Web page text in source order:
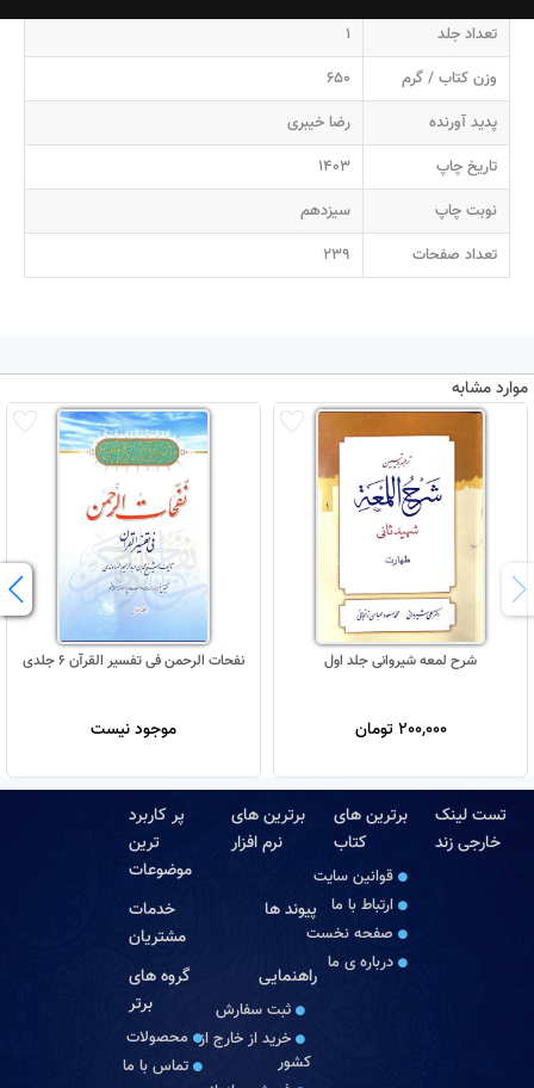
تعداد جلد
1
وزن کتاب / گرم
650
پدید آورنده
رضا خیبری
تاریخ چاپ
1403
نوبت چاپ
سیزدهم
تعداد صفحات
239
موارد مشابه
شرح لمعه شیروانی جلد اول
200,000 تومان
نفحات الرحمن فی تفسیر القرآن 6 جلدی
موجود نیست
تست لینک
خارجی زند
برترین های
کتاب
قوانین سایت
ارتباط با ما
صفحه نخست
درباره‏ ی ما
برترین های
نرم افزار
پر کاربرد
ترین
موضوعات
پیوند ها
خدمات
مشتریان
راهنمایی
ثبت سفارش
خرید از خارج از
کشور
گروه های
برتر
محصولات
تماس با ما